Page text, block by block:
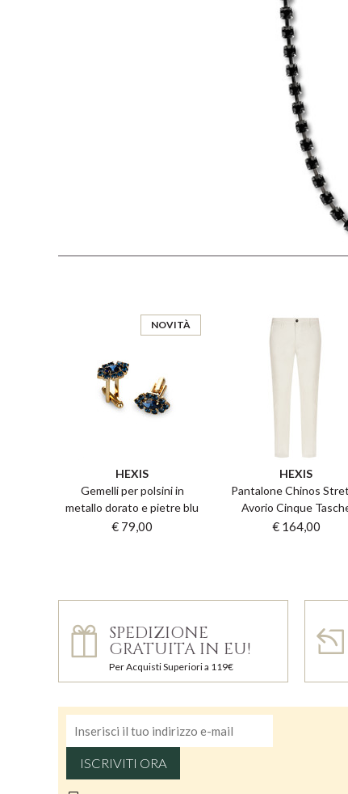
NOVITÀ
HEXIS
Gemelli per polsini in
metallo dorato e pietre blu
€ 79,00
HEXIS
Pantalone Chinos
Avorio Cinque
€ 164,00
SPEDIZIONE
GRATUITA IN EU!
Per Acquisti Superiori a 119€
ISCRIVITI ORA